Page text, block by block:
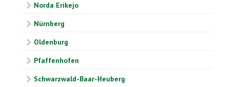
Norda Erikejo
Nürnberg
Oldenburg
Pfaffenhofen
Schwarzwald-Baar-Heuberg